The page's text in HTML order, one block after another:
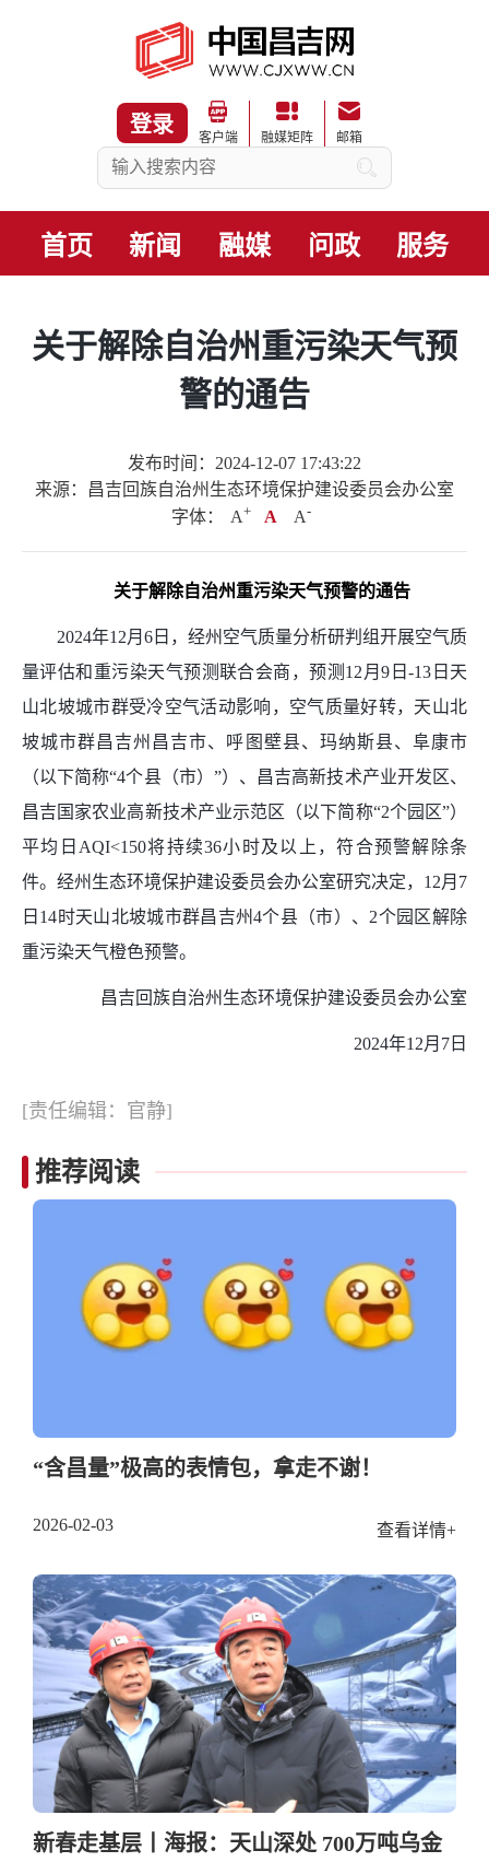
登录
客户端 融媒矩阵 邮箱
首页 新闻 融媒 问政 服务
关于解除自治州重污染天气预
警的通告
发布时间：2024-12-07 17:43:22
来源：昌吉回族自治州生态环境保护建设委员会办公室
字体：
A+ A A-
关于解除自治州重污染天气预警的通告
2024年12月6日，经州空气质量分析研判组开展空气质
量评估和重污染天气预测联合会商，预测12月9日-13日天
山北坡城市群受冷空气活动影响，空气质量好转，天山北
坡城市群昌吉州昌吉市、呼图壁县、玛纳斯县、阜康市
（以下简称“4个县（市）”）、昌吉高新技术产业开发区、
昌吉国家农业高新技术产业示范区（以下简称“2个园区”）
平均日AQI<150将持续36小时及以上，符合预警解除条
件。经州生态环境保护建设委员会办公室研究决定，12月7
日14时天山北坡城市群昌吉州4个县（市）、2个园区解除
重污染天气橙色预警。
昌吉回族自治州生态环境保护建设委员会办公室
2024年12月7日
[责任编辑：官静]
推荐阅读
“含昌量”极高的表情包，拿走不谢！
2026-02-03 查看详情+
新春走基层丨海报：天山深处 700万吨乌金